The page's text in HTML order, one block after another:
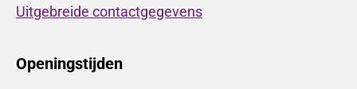
Uitgebreide contactgegevens
Openingstijden